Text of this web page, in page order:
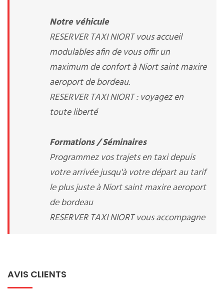
Notre véhicule
RESERVER TAXI NIORT vous accueil
modulables afin de vous offir un
maximum de confort à Niort saint maxire
aeroport de bordeau.
RESERVER TAXI NIORT : voyagez en
toute liberté
Formations / Séminaires
Programmez vos trajets en taxi depuis
votre arrivée jusqu'à votre départ au tarif
le plus juste à Niort saint maxire aeroport
de bordeau
RESERVER TAXI NIORT vous accompagne
AVIS CLIENTS